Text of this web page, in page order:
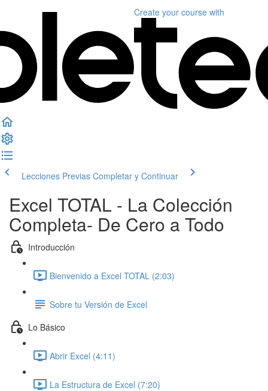
Create your course with
Lecciones Previas Completar y Continuar
Excel TOTAL - La Colección
Completa- De Cero a Todo
Introducción
Bienvenido a Excel TOTAL (2:03)
Sobre tu Versión de Excel
Lo Básico
Abrir Excel (4:11)
La Estructura de Excel (7:20)